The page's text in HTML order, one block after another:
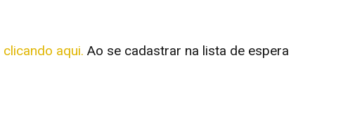
clicando aqui. Ao se cadastrar na lista de espera